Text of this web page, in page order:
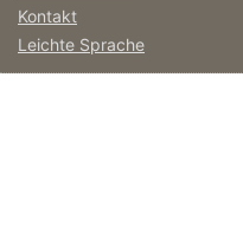
Kontakt
Leichte Sprache